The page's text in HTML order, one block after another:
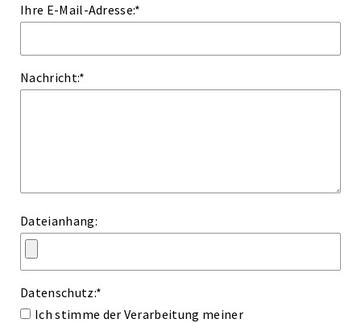
Ihre E-Mail-Adresse:*
Nachricht:*
Dateianhang:
Datenschutz:*
Ich stimme der Verarbeitung meiner